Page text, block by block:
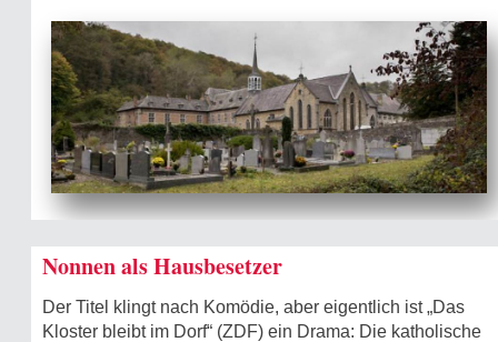
Nonnen als Hausbesetzer
Der Titel klingt nach Komödie, aber eigentlich ist „Das
Kloster bleibt im Dorf“ (ZDF) ein Drama: Die katholische